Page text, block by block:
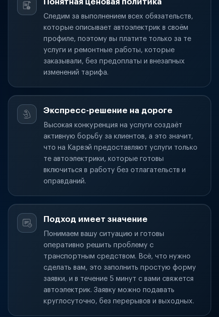
Понятная ценовая политика
Следим за выполнением всех обязательств,
которые описывает автоэлектрик в своём
профиле, поэтому вы платите только за те
услуги и ремонтные работы, которые
заказывали, без предоплаты и внезапных
изменений тарифа.
Экспресс-решение на дороге
Высокая конкуренция на услуги создаёт
активную борьбу за клиентов, а это значит,
что на Карвэй предоставляют услуги только
те автоэлектрики, которые готовы
включиться в работу без отлагательств и
оправданий.
Подход имеет значение
Понимаем вашу ситуацию и готовы
оперативно решить проблему с
транспортным средством. Всё, что нужно
сделать вам, это заполнить простую форму
заявки, и в течение 5 минут с вами свяжется
автоэлектрик. Заявку можно подавать
круглосуточно, без перерывов и выходных.